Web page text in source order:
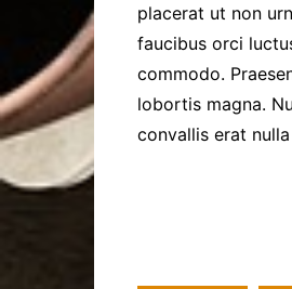
placerat ut non
faucibus orci
commodo.
lobortis magna.
convallis erat